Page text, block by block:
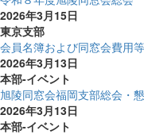
2026年3月15日
東京支部
会員名簿および同窓会費用
2026年3月13日
本部-イベント
旭陵同窓会福岡支部総会・
2026年3月13日
本部-イベント